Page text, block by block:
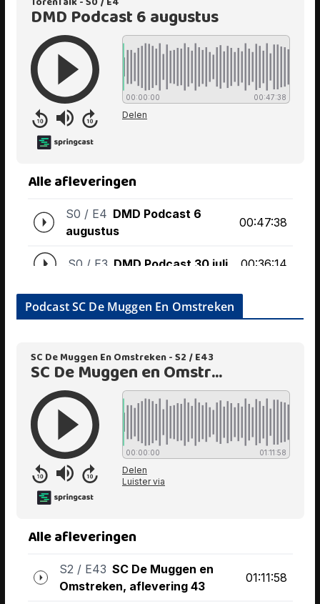
Podcast SC De Muggen En Omstreken